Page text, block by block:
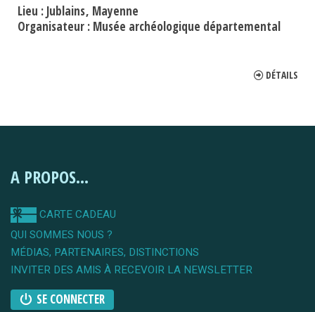
Lieu : Jublains Mayenne
Organisateur : Musée archéologique départemental
DÉTAILS
A PROPOS...
CARTE CADEAU
QUI SOMMES NOUS ?
MÉDIAS, PARTENAIRES, DISTINCTIONS
INVITER DES AMIS À RECEVOIR LA NEWSLETTER
SE CONNECTER